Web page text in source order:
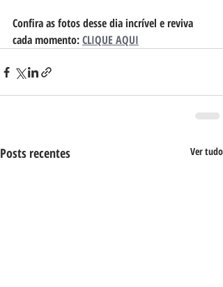
Confira as fotos desse dia incrível e reviva
cada momento: CLIQUE AQUI
Posts recentes Ver tudo